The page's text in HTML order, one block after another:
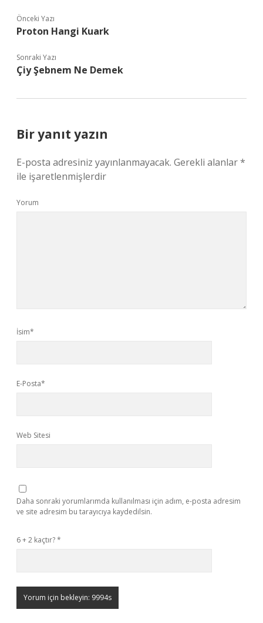
Önceki Yazı
Proton Hangi Kuark
Sonraki Yazı
Çiy Şebnem Ne Demek
Bir yanıt yazın
E-posta adresiniz yayınlanmayacak. Gerekli alanlar*
ile işaretlenmişlerdir
Yorum
İsim*
E-Posta*
Web Sitesi
Daha sonraki yorumlarımda kullanılması için adım, e-posta adresim
ve site adresim bu tarayıcıya kaydedilsin.
6 + 2 kaçtır?*